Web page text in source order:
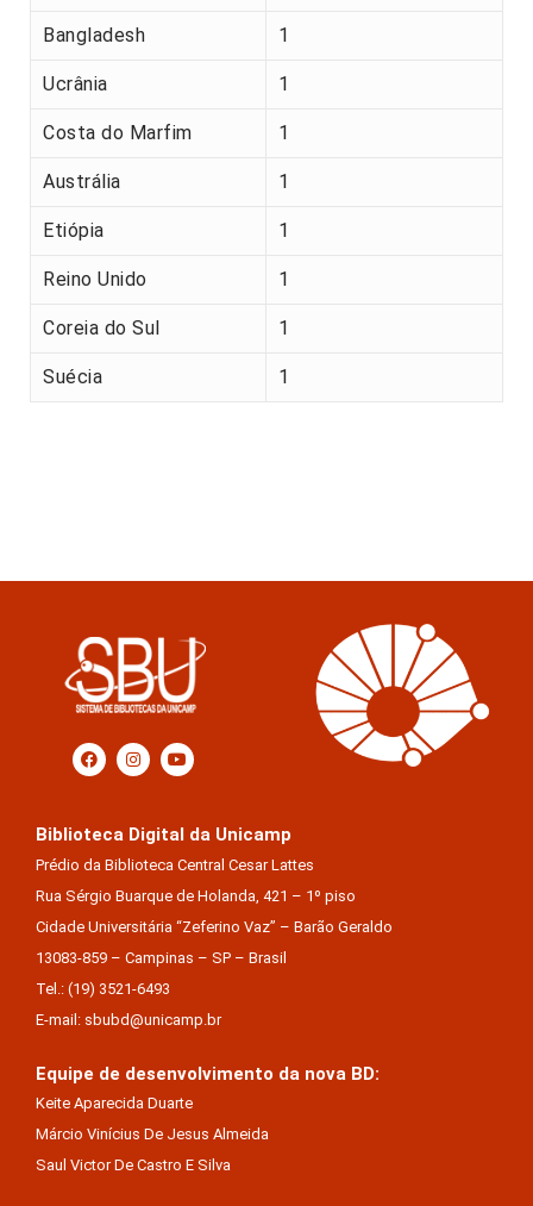
Bangladesh 1
Ucrânia 1
Costa do Marfim 1
Austrália 1
Etiópia 1
Reino Unido 1
Coreia do Sul 1
Suécia 1
Biblioteca Digital da Unicamp
Prédio da Biblioteca Central Cesar Lattes
Rua Sérgio Buarque de Holanda, 421 – 1º piso
Cidade Universitária “Zeferino Vaz” – Barão Geraldo
13083-859 – Campinas – SP – Brasil
Tel.: (19) 3521-6493
E-mail: sbubd@unicamp.br
Equipe de desenvolvimento da nova BD:
Keite Aparecida Duarte
Márcio Vinícius De Jesus Almeida
Saul Victor De Castro E Silva